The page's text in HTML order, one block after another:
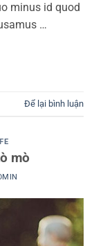
minus id quod
…
Để lại bình luận
mò